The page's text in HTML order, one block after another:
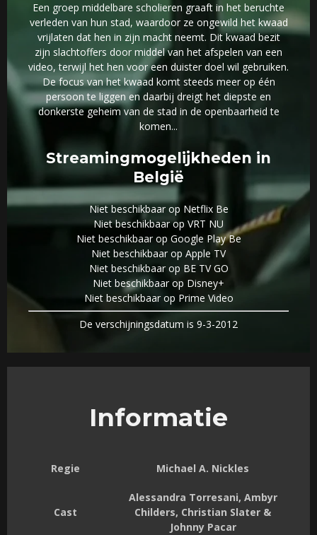
Een groep middelbare scholieren graaft in het beruchte
verleden van hun stad, waardoor ze ongewild het kwaad
vrijlaten dat hen in zijn macht neemt. Dit kwaad bezit
zijn slachtoffers door middel van het afspelen van een
video, terwijl het hen voor een duister doel wil gebruiken.
De focus van het kwaad komt steeds meer op één
persoon te liggen en daarbij dreigt het diepste en
donkerste geheim van de stad in de openbaarheid te
komen...
Streamingmogelijkheden in
België
Niet beschikbaar op Netflix Be
Niet beschikbaar op VRT NU
Niet beschikbaar op Google Play Be
Niet beschikbaar op Apple TV
Niet beschikbaar op BE TV GO
Niet beschikbaar op Disney+
Niet beschikbaar op Prime Video
De verschijningsdatum is 9-3-2012
Informatie
Regie Michael A. Nickles
Cast
Alessandra Torresani, Ambyr
Childers, Christian Slater &
Johnny Pacar